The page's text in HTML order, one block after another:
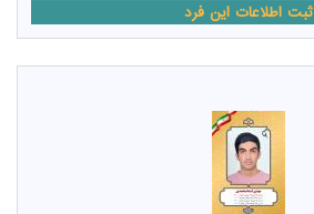
ثبت اطلاعات این فرد